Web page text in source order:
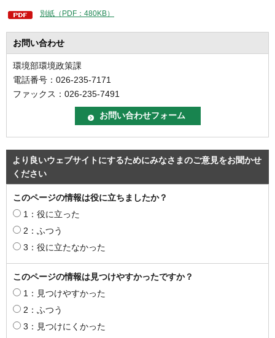
別紙（PDF：480KB）
お問い合わせ
環境部環境政策課
電話番号：026-235-7171
ファックス：026-235-7491
より良いウェブサイトにするためにみなさまのご意見をお聞かせ
ください
このページの情報は役に立ちましたか？
1：役に立った
2：ふつう
3：役に立たなかった
このページの情報は見つけやすかったですか？
1：見つけやすかった
2：ふつう
3：見つけにくかった